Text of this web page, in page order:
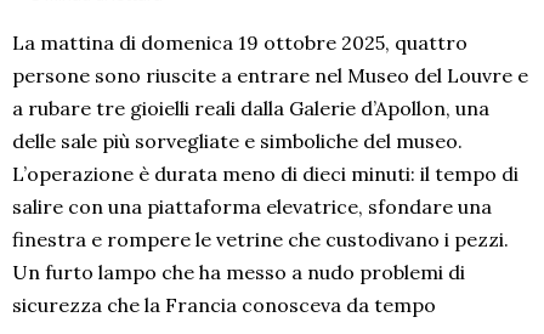
La mattina di domenica 19 ottobre 2025, quattro
persone sono riuscite a entrare nel Museo del Louvre e
a rubare tre gioielli reali dalla Galerie d’Apollon, una
delle sale più sorvegliate e simboliche del museo.
L’operazione è durata meno di dieci minuti: il tempo di
salire con una piattaforma elevatrice, sfondare una
finestra e rompere le vetrine che custodivano i pezzi.
Un furto lampo che ha messo a nudo problemi di
sicurezza che la Francia conosceva da tempo